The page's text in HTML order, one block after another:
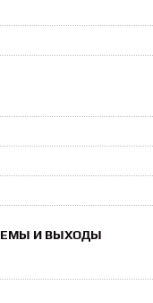
И ВЫХОДЫ